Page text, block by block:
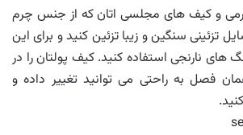
و کیف های مجلسی اتان که از جنس چرم
تزئینی سنگین و زیبا تزئین کنید و برای این
های نارنجی استفاده کنید. کیف پولتان را در
فصل به راحتی می توانید تغییر داده و